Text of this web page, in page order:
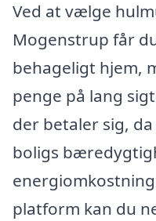
Ved at vælge
Mogenstrup får
behageligt hjem,
penge på lang
der betaler sig,
boligs
platform kan du